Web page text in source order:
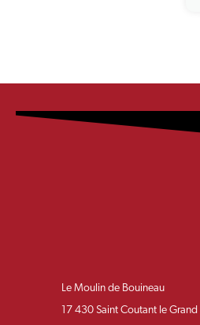
Le Moulin de Bouineau
17 430 Saint Coutant le Grand